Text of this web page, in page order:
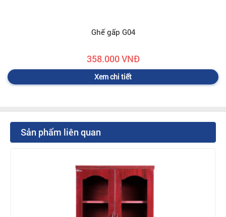
Ghế gấp G04
358.000 VNĐ
Xem chi tiết
Sản phẩm liên quan